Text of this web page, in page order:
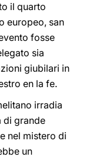
il quarto
europeo, san
fosse
sia
giubilari in
en la fe.
irradia
di grande
nel mistero di
un